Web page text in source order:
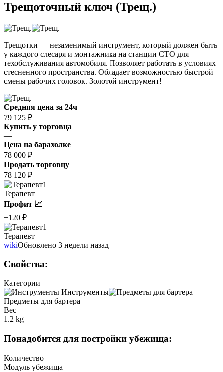
Трещоточный ключ (Трещ.)
Трещотки — незаменимый инструмент, который должен быть
у каждого слесаря и монтажника на станции СТО для
техобслуживания автомобиля. Позволяет работать в условиях
стесненного пространства. Обладает возможностью быстрой
смены рабочих головок. Золотой инструмент!
Средняя цена за 24ч
79 125 ₽
Купить у торговца
—
Цена на барахолке
78 000 ₽
Продать торговцу
78 120 ₽
1
Терапевт
Профит 📈
+120 ₽
1
Терапевт
wikiОбновлено 3 недели назад
Свойства:
Категории
Инструменты
Предметы для бартера
Вес
1.2 kg
Понадобится для постройки убежища:
Количество
Модуль убежища